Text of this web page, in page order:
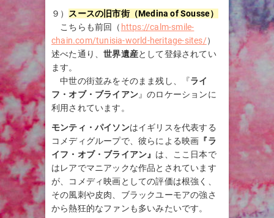
９） スースの旧市街（Medina of Sousse）
こちらも前回（ https://calm-smile-
chain.com/tunisia-world-heritage-sites/）
述べた通り、世界遺産として登録されてい
ます。
中世の街並みをそのまま残し、『ライ
フ・オブ・ブライアン』のロケーションに
利用されています。
モンティ・パイソンはイギリスを代表する
コメディグループで、彼らによる映画 『ラ
イフ・オブ・ブライアン』 は、ここ日本で
はレアでマニアックな作品とされています
が、コメディ映画としての評価は根強く、
その風刺や皮肉、ブラックユーモアの強さ
から熱狂的なファンも多いみたいです。